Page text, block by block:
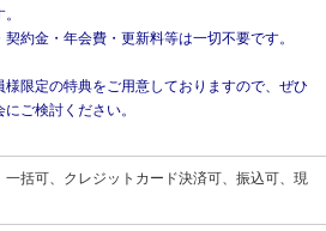
契約金・年会費・更新料等は一切不要です。
様限定の特典をご用意しておりますので、ぜひ
にご検討ください。
一括可、クレジットカード決済可、振込可、現